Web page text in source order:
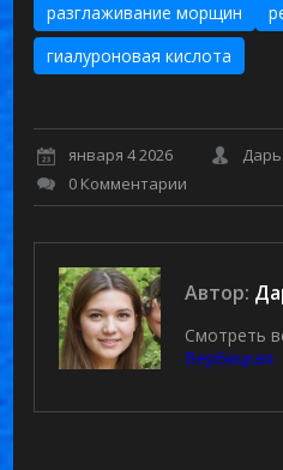
разглаживание морщин
гиалуроновая кислота
января 4 2026
0 Комментарии
Автор:
Смотреть
Вербицкая